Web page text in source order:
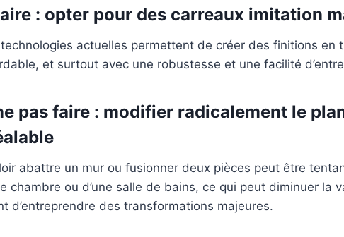
: opter pour des carreaux imitation
actuelles permettent de créer des finitions en
et surtout avec une robustesse et une facilité
pas faire : modifier radicalement le
abattre un mur ou fusionner deux pièces peut être
chambre ou d’une salle de bains, ce qui peut diminuer la
d’entreprendre des transformations majeures.